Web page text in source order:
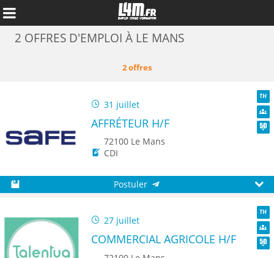
2 OFFRES D'EMPLOI À LE MANS
2 offres
31 juillet
TH
AFFRÉTEUR H/F
72100 Le Mans
CDI
Postuler
27 juillet
TH
COMMERCIAL AGRICOLE H/F